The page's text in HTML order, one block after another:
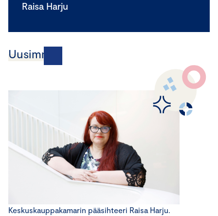
Raisa Harju
Uusimmat
Keskuskauppakamarin pääsihteeri Raisa Harju.